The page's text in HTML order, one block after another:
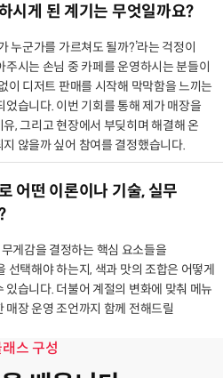
시게 된 계기는 무엇일까요?
누군가를 가르쳐도 될까?’라는 걱정이
시는 손님 중 카페를 운영하시는 분들이
이 디저트 판매를 시작해 막막함을 느끼는
습니다. 이번 기회를 통해 제가 매장을
, 그리고 현장에서 부딪히며 해결해 온
않을까 싶어 참여를 결정했습니다.
어떤 이론이나 기술, 실무
게감을 결정하는 핵심 요소들을
선택해야 하는지, 색과 맛의 조합은 어떻게
습니다. 더불어 계절의 변화에 맞춰 메뉴
장 운영 조언까지 함께 전해드릴
스 구성